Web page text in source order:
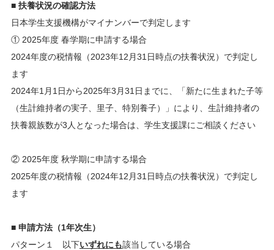
■ 扶養状況の確認方法
日本学生支援機構がマイナンバーで判定します
① 2025年度 春学期に申請する場合
2024年度の税情報（2023年12月31日時点の扶養状況）で判定し
ます
2024年1月1日から2025年3月31日までに、「新たに生まれた子等
（生計維持者の実子、里子、特別養子）」により、生計維持者の
扶養親族数が3人となった場合は、学生支援課にご相談ください
② 2025年度 秋学期に申請する場合
2025年度の税情報（2024年12月31日時点の扶養状況）で判定し
ます
■ 申請方法（1年次生）
パターン１ 以下いずれにも該当している場合